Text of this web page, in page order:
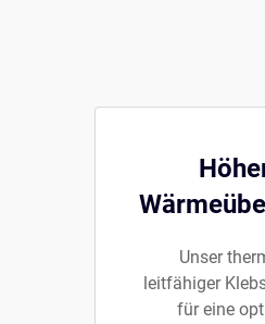
Unser
leitfähiger
für eine